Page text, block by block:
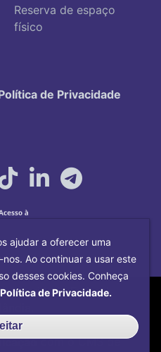
Reserva de espaço
físico
de Privacidade
Federal
de Tecnologia da
com o CMS de
ajudar a oferecer uma
Ao continuar a usar este
desses cookies. Conheça
de Privacidade.